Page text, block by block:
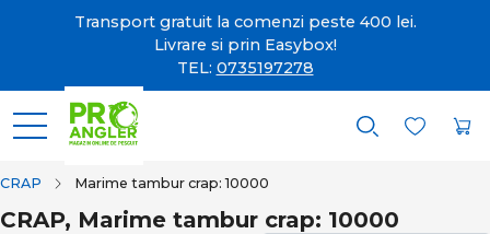
Transport gratuit la comenzi peste 400 lei.
Livrare si prin Easybox!
TEL: 0735197278
CRAP Marime tambur crap: 10000
CRAP, Marime tambur crap: 10000